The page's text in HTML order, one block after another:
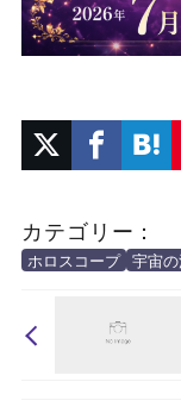
カテゴリー：
ホロスコープ 宇宙